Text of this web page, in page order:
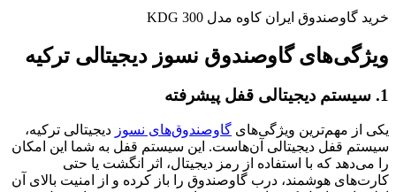
خرید گاوصندوق ایران کاوه مدل 300 KDG
ویژگی‌های گاوصندوق نسوز دیجیتالی ترکیه
1. سیستم دیجیتالی قفل پیشرفته
یکی از مهم‌ترین ویژگی‌های گاوصندوق‌های نسوز دیجیتالی ترکیه،
سیستم قفل دیجیتالی آن‌هاست. این سیستم قفل به شما این امکان
را می‌دهد که با استفاده از رمز دیجیتال، اثر انگشت یا حتی
کارت‌های هوشمند، درب گاوصندوق را باز کرده و از امنیت بالای آن